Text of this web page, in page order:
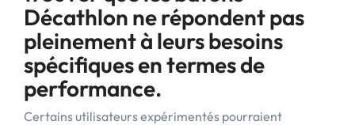
Décathlon ne répondent pas
pleinement à leurs besoins
spécifiques en termes de
performance.
Certains utilisateurs expérimentés pourraient